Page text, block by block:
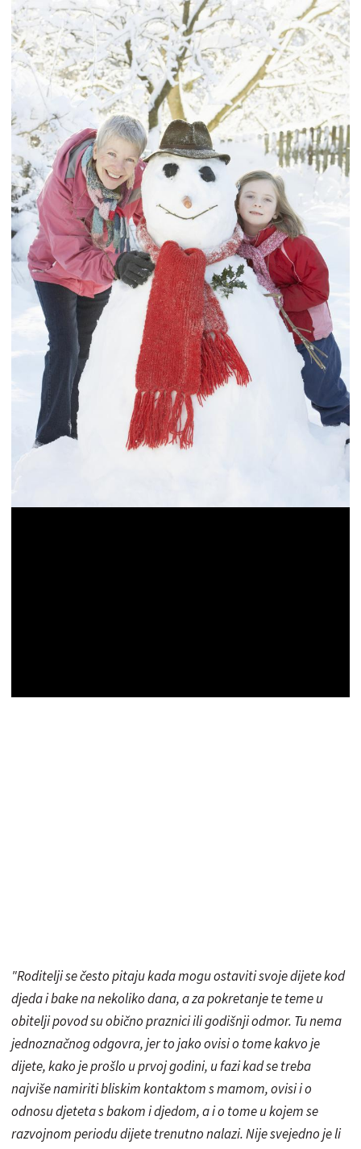
"Roditelji se često pitaju kada mogu ostaviti svoje dijete kod
djeda i bake na nekoliko dana, a za pokretanje te teme u
obitelji povod su obično praznici ili godišnji odmor. Tu nema
jednoznačnog odgovra, jer to jako ovisi o tome kakvo je
dijete, kako je prošlo u prvoj godini, u fazi kad se treba
najviše namiriti bliskim kontaktom s mamom, ovisi i o
odnosu djeteta s bakom i djedom, a i o tome u kojem se
razvojnom periodu dijete trenutno nalazi. Nije svejedno je li